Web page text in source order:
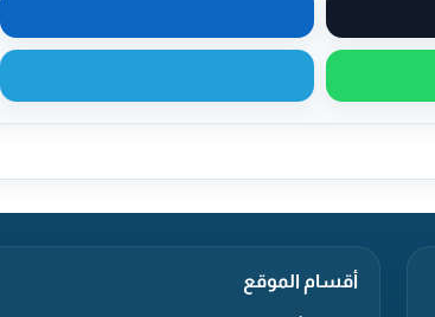
مشاركة على
عبر واتساب مشاركة عبر تيليجرام
أقسام الموقع